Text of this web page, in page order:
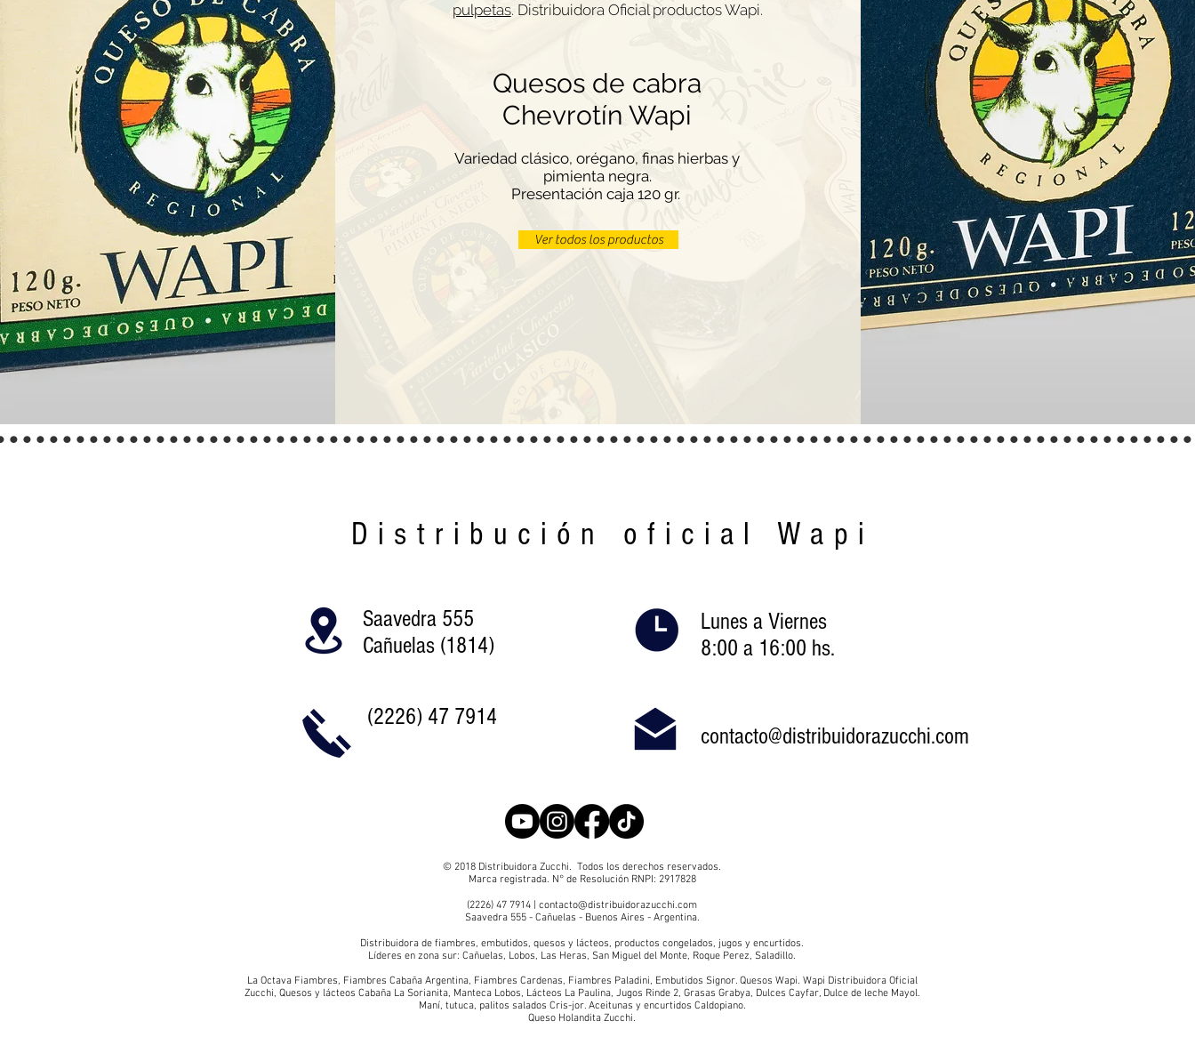
pulpetas. Distribuidora Oficial productos Wapi.
Quesos de cabra
Chevrotín Wapi
Variedad clásico, orégano, finas hierbas y
pimienta negra.
Presentación caja 120 gr.
Ver todos los productos
Distribución oficial Wapi
Saavedra 555
Cañuelas (1814)
Lunes a Viernes
8:00 a 16:00 hs.
contacto@distribuidorazucchi.com
(2226) 47 7914
© 2018 Distribuidora Zucchi. Todos los derechos reservados.
Marca registrada. N° de Resolución RNPI: 2917828
(2226) 47 7914 | contacto@distribuidorazucchi.com
Saavedra 555 - Cañuelas - Buenos Aires - Argentina.
Distribuidora de fiambres, embutidos, quesos y lácteos, productos congelados, jugos y encurtidos.
Líderes en zona sur: Cañuelas, Lobos, Las Heras, San Miguel del Monte, Roque Perez, Saladillo.
La Octava Fiambres, Fiambres Cabaña Argentina, Fiambres Cardenas, Fiambres Paladini, Embutidos Signor. Quesos Wapi. Wapi Distribuidora Oficial
Zucchi, Quesos y lácteos Cabaña La Sorianita, Manteca Lobos, Lácteos La Paulina, Jugos Rinde 2, Grasas Grabya, Dulces Cayfar, Dulce de leche Mayol.
Maní, tutuca, palitos salados Cris-jor. Aceitunas y encurtidos Caldopiano.
Queso Holandita Zucchi.